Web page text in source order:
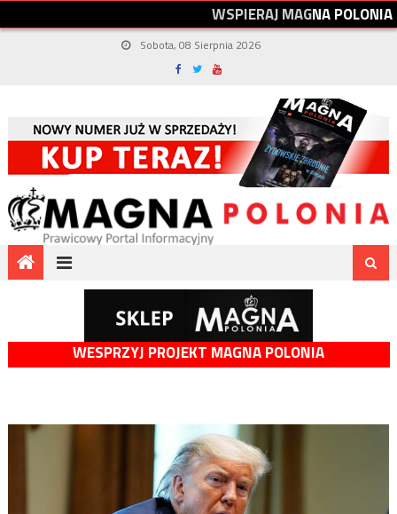
WSPIERAJMAGNAPOLONIA
Sobota, 08 Sierpnia 2026
WESPRZYJ PROJEKT MAGNA POLONIA